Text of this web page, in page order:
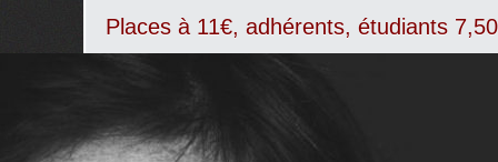
Places à 11€, adhérents, étudiants